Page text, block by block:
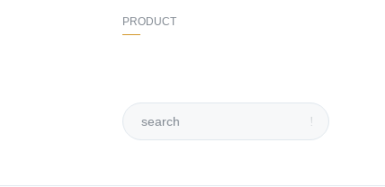
PRODUCT